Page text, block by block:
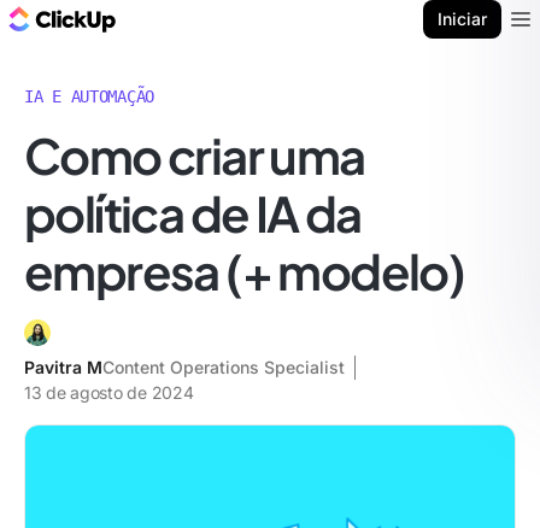
Iniciar
IA E AUTOMAÇÃO
Como criar uma
política de IA da
empresa (+ modelo)
Pavitra MContent Operations Specialist
13 de agosto de 2024